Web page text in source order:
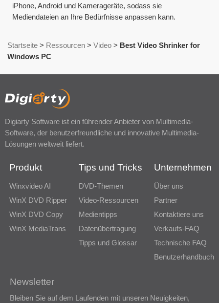
iPhone, Android und Kamerageräte, sodass sie
Mediendateien an Ihre Bedürfnisse anpassen kann.
Startseite > Ressourcen > Video > Best Video Shrinker for
Windows PC
Digiarty Software ist ein führender Anbieter von Multimedia-
Software, der benutzerfreundliche und innovative Multimedia-
Lösungen weltweit liefert.
Produkt
Winxvideo AI
WinX DVD Ripper
WinX DVD Copy
WinX MediaTrans
Tips und Tricks
DVD-Themen
Video-Ressourcen
Medientipps
Datenübertragung
Tipps und Glossar
Unternehmen
Über uns
Partner
Kontaktiere uns
Verkaufs-FAQ
Technische FAQ
Benutzerhandbuch
Newsletter
Bleiben Sie auf dem Laufenden mit unseren Neuigkeiten,